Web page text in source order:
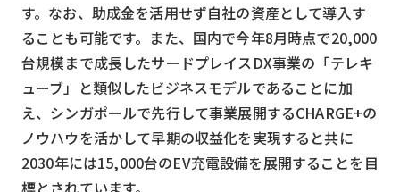
SaaS
AI
おすすめ
SIM
スマホ
す。なお、助成金を活用せず自社の資産として導入す
ることも可能です。また、国内で今年8月時点で20,000
台規模まで成長したサードプレイスDX事業の「テレキ
ューブ」と類似したビジネスモデルであることに加
え、シンガポールで先行して事業展開するCHARGE+の
ノウハウを活かして早期の収益化を実現すると共に
2030年には15,000台のEV充電設備を展開することを目
標とされています。